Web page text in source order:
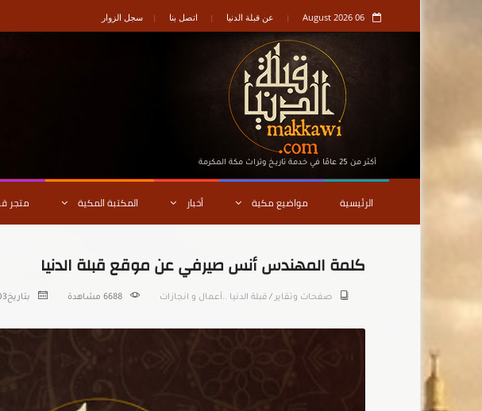
06 August 2026 عن قبلة الدنيا اتصل بنا سجل الزوار
أكثر من 25 عامًا في خدمة تاريـخ وتراث مكة المكرمة
الرئيسية مواضيع مكية أخبار المكتبة المكية متجر
كلمة المهندس أنس صيرفي عن موقع قبلة الدنيا
صفحات وتقاير / قبلة الدنيا ..أعمال و انجازات 6688 مشاهدة بتاريخ